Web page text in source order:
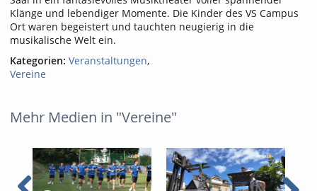
Klänge und lebendiger Momente. Die Kinder des VS Campus
Ort waren begeistert und tauchten neugierig in die
musikalische Welt ein.
Kategorien: Veranstaltungen,
Vereine
Mehr Medien in "Vereine"